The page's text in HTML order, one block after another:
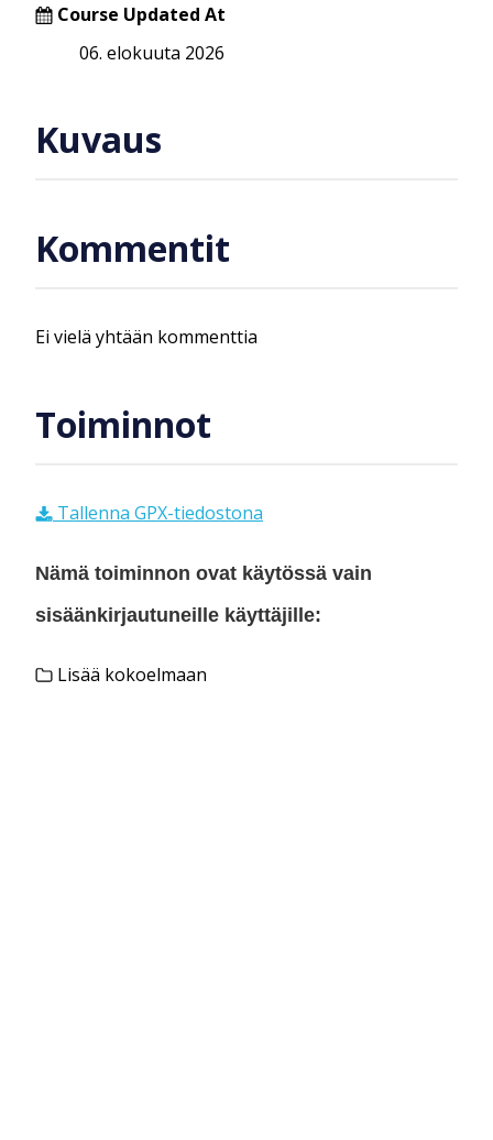
Course Updated At
06. elokuuta 2026
Kuvaus
Kommentit
Ei vielä yhtään kommenttia
Toiminnot
Tallenna GPX-tiedostona
Nämä toiminnon ovat käytössä vain
sisäänkirjautuneille käyttäjille:
Lisää kokoelmaan